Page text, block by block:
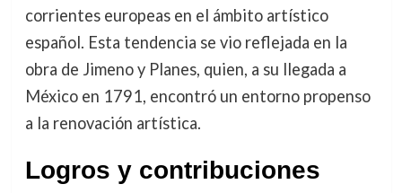
corrientes europeas en el ámbito artístico
español. Esta tendencia se vio reflejada en la
obra de Jimeno y Planes, quien, a su llegada a
México en 1791, encontró un entorno propenso
a la renovación artística.
Logros y contribuciones